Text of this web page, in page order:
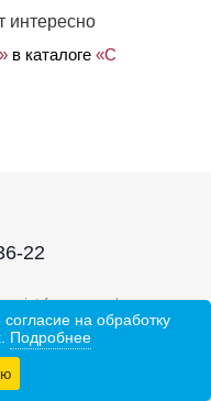
интересно
в каталоге «С
22
ivtrf или ивтрф
на обработку
Подробнее